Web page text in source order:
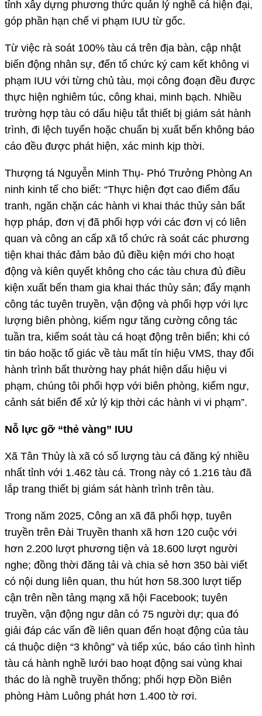
tỉnh xây dựng phương thức quản lý nghề cá hiện đại,
góp phần hạn chế vi phạm IUU từ gốc.
Từ việc rà soát 100% tàu cá trên địa bàn, cập nhật
biến động nhân sự, đến tổ chức ký cam kết không vi
phạm IUU với từng chủ tàu, mọi công đoạn đều được
thực hiện nghiêm túc, công khai, minh bạch. Nhiều
trường hợp tàu có dấu hiệu tắt thiết bị giám sát hành
trình, đi lệch tuyến hoặc chuẩn bị xuất bến không báo
cáo đều được phát hiện, xác minh kịp thời.
Thượng tá Nguyễn Minh Thụ- Phó Trưởng Phòng An
ninh kinh tế cho biết: “Thực hiện đợt cao điểm đấu
tranh, ngăn chặn các hành vi khai thác thủy sản bất
hợp pháp, đơn vị đã phối hợp với các đơn vị có liên
quan và công an cấp xã tổ chức rà soát các phương
tiện khai thác đảm bảo đủ điều kiện mới cho hoạt
động và kiên quyết không cho các tàu chưa đủ điều
kiện xuất bến tham gia khai thác thủy sản; đẩy mạnh
công tác tuyên truyền, vận động và phối hợp với lực
lượng biên phòng, kiểm ngư tăng cường công tác
tuần tra, kiểm soát tàu cá hoạt động trên biển; khi có
tin báo hoặc tố giác về tàu mất tín hiệu VMS, thay đổi
hành trình bất thường hay phát hiện dấu hiệu vi
phạm, chúng tôi phối hợp với biên phòng, kiểm ngư,
cảnh sát biển để xử lý kịp thời các hành vi vi phạm”.
Nỗ lực gỡ “thẻ vàng” IUU
Xã Tân Thủy là xã có số lượng tàu cá đăng ký nhiều
nhất tỉnh với 1.462 tàu cá. Trong này có 1.216 tàu đã
lắp trang thiết bị giám sát hành trình trên tàu.
Trong năm 2025, Công an xã đã phối hợp, tuyên
truyền trên Đài Truyền thanh xã hơn 120 cuộc với
hơn 2.200 lượt phương tiện và 18.600 lượt người
nghe; đồng thời đăng tải và chia sẻ hơn 350 bài viết
có nội dung liên quan, thu hút hơn 58.300 lượt tiếp
cận trên nền tảng mạng xã hội Facebook; tuyên
truyền, vận động ngư dân có 75 người dự; qua đó
giải đáp các vấn đề liên quan đến hoạt động của tàu
cá thuộc diện “3 không” và tiếp xúc, báo cáo tình hình
tàu cá hành nghề lưới bao hoạt động sai vùng khai
thác do là nghề truyền thống; phối hợp Đồn Biên
phòng Hàm Luông phát hơn 1.400 tờ rơi.